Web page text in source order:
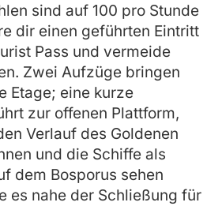
sind auf 100 pro Stunde
dir einen geführten Eintritt
Pass und vermeide
Zwei Aufzüge bringen
Etage; eine kurze
zur offenen Plattform,
Verlauf des Goldenen
und die Schiffe als
dem Bosporus sehen
es nahe der Schließung für